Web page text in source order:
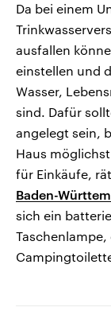
Da bei einem
ausfallen
einstellen und
Wasser,
sind. Dafür
angelegt sein,
Haus
für Einkäufe,
Baden-
sich ein